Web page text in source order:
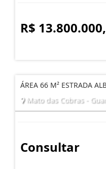
R$
ÁREA 66 M² ESTRADA
Mato das Cobras -
Consultar